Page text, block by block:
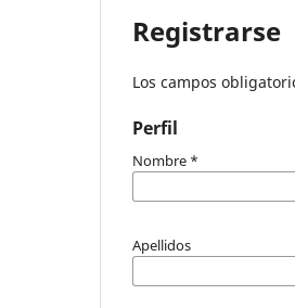
Registrarse
Los campos
Perfil
Nombre *
Apellidos